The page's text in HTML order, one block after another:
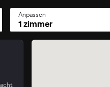
Anpassen
1 zimmer